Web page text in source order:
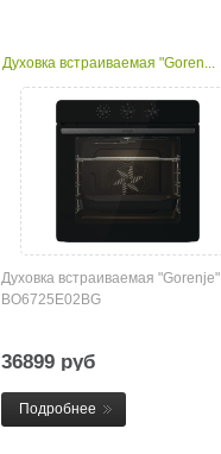
Духовка встраиваемая "Goren...
Духовка встраиваемая "Gorenje"
BO6725E02BG
36899 руб
Подробнее